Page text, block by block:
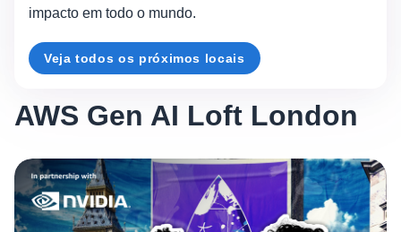
impacto em todo o mundo.
Veja todos os próximos locais
AWS Gen AI Loft London